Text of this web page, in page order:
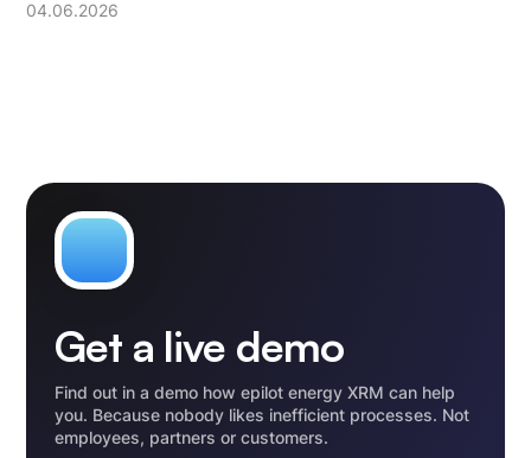
04.06.2026
Get a live demo
Find out in a demo how epilot energy XRM can help
you. Because nobody likes inefficient processes. Not
employees, partners or customers.